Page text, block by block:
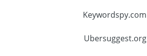
Keywordspy.com
Ubersuggest.org